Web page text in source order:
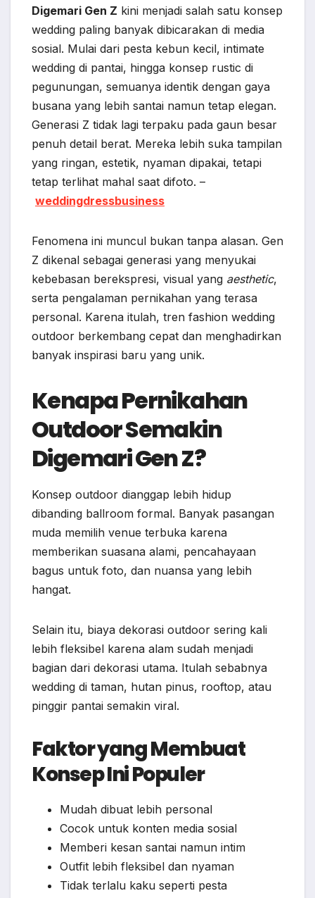
Digemari Gen Z kini menjadi salah satu konsep
wedding paling banyak dibicarakan di media
sosial. Mulai dari pesta kebun kecil, intimate
wedding di pantai, hingga konsep rustic di
pegunungan, semuanya identik dengan gaya
busana yang lebih santai namun tetap elegan.
Generasi Z tidak lagi terpaku pada gaun besar
penuh detail berat. Mereka lebih suka tampilan
yang ringan, estetik, nyaman dipakai, tetapi
tetap terlihat mahal saat difoto. –
weddingdressbusiness
Fenomena ini muncul bukan tanpa alasan. Gen
Z dikenal sebagai generasi yang menyukai
kebebasan berekspresi, visual yang aesthetic,
serta pengalaman pernikahan yang terasa
personal. Karena itulah, tren fashion wedding
outdoor berkembang cepat dan menghadirkan
banyak inspirasi baru yang unik.
Kenapa Pernikahan
Outdoor Semakin
Digemari Gen Z?
Konsep outdoor dianggap lebih hidup
dibanding ballroom formal. Banyak pasangan
muda memilih venue terbuka karena
memberikan suasana alami, pencahayaan
bagus untuk foto, dan nuansa yang lebih
hangat.
Selain itu, biaya dekorasi outdoor sering kali
lebih fleksibel karena alam sudah menjadi
bagian dari dekorasi utama. Itulah sebabnya
wedding di taman, hutan pinus, rooftop, atau
pinggir pantai semakin viral.
Faktor yang Membuat
Konsep Ini Populer
Mudah dibuat lebih personal
Cocok untuk konten media sosial
Memberi kesan santai namun intim
Outfit lebih fleksibel dan nyaman
Tidak terlalu kaku seperti pesta